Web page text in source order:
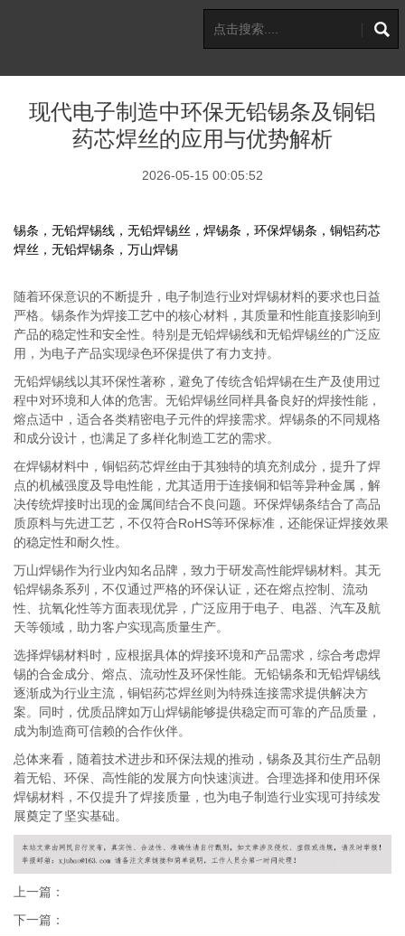
现代电子制造中环保无铅锡条及铜铝
药芯焊丝的应用与优势解析
2026-05-15 00:05:52
锡条，无铅焊锡线，无铅焊锡丝，焊锡条，环保焊锡条，铜铝药芯
焊丝，无铅焊锡条，万山焊锡
随着环保意识的不断提升，电子制造行业对焊锡材料的要求也日益
严格。锡条作为焊接工艺中的核心材料，其质量和性能直接影响到
产品的稳定性和安全性。特别是无铅焊锡线和无铅焊锡丝的广泛应
用，为电子产品实现绿色环保提供了有力支持。
无铅焊锡线以其环保性著称，避免了传统含铅焊锡在生产及使用过
程中对环境和人体的危害。无铅焊锡丝同样具备良好的焊接性能，
熔点适中，适合各类精密电子元件的焊接需求。焊锡条的不同规格
和成分设计，也满足了多样化制造工艺的需求。
在焊锡材料中，铜铝药芯焊丝由于其独特的填充剂成分，提升了焊
点的机械强度及导电性能，尤其适用于连接铜和铝等异种金属，解
决传统焊接时出现的金属间结合不良问题。环保焊锡条结合了高品
质原料与先进工艺，不仅符合RoHS等环保标准，还能保证焊接效果
的稳定性和耐久性。
万山焊锡作为行业内知名品牌，致力于研发高性能焊锡材料。其无
铅焊锡条系列，不仅通过严格的环保认证，还在熔点控制、流动
性、抗氧化性等方面表现优异，广泛应用于电子、电器、汽车及航
天等领域，助力客户实现高质量生产。
选择焊锡材料时，应根据具体的焊接环境和产品需求，综合考虑焊
锡的合金成分、熔点、流动性及环保性能。无铅锡条和无铅焊锡线
逐渐成为行业主流，铜铝药芯焊丝则为特殊连接需求提供解决方
案。同时，优质品牌如万山焊锡能够提供稳定而可靠的产品质量，
成为制造商可信赖的合作伙伴。
总体来看，随着技术进步和环保法规的推动，锡条及其衍生产品朝
着无铅、环保、高性能的发展方向快速演进。合理选择和使用环保
焊锡材料，不仅提升了焊接质量，也为电子制造行业实现可持续发
展奠定了坚实基础。
上一篇：
下一篇：